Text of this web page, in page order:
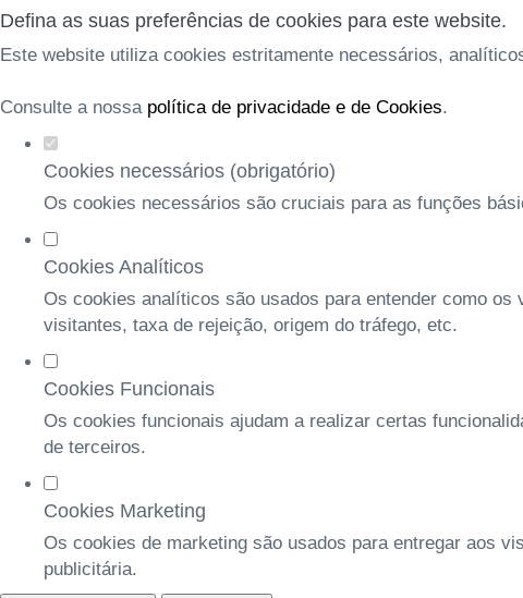
Defina as suas preferências de cookies para este website.
Este website utiliza cookies estritamente necessários,
Consulte a nossa política de privacidade e de Cookies.
Cookies necessários (obrigatório)
Os cookies necessários são cruciais para as funções
Cookies Analíticos
Os cookies analíticos são usados para entender como
visitantes, taxa de rejeição, origem do tráfego, etc.
Cookies Funcionais
Os cookies funcionais ajudam a realizar certas
de terceiros.
Cookies Marketing
Os cookies de marketing são usados para entregar aos
publicitária.